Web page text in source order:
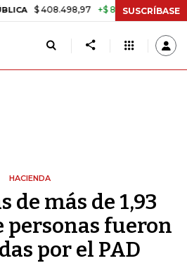
$ 408.498,97 +$ 8.753,81 +2,19%
SUSCRÍBASE
HACIENDA
de más de 1,93
personas fueron
por el PAD